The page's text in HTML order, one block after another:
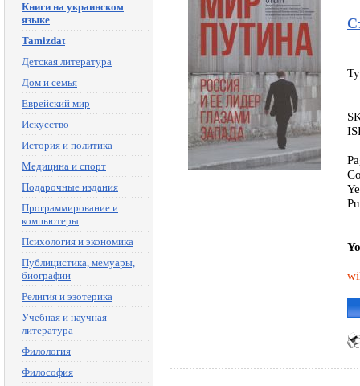
Книги на украинском
языке
Tamizdat
Детская литература
Дом и семья
Еврейский мир
Искусство
История и политика
Медицина и спорт
Подарочные издания
Программирование и
компьютеры
Психология и экономика
Публицистика, мемуары,
биографии
Религия и эзотерика
Учебная и научная
литература
Филология
Философия